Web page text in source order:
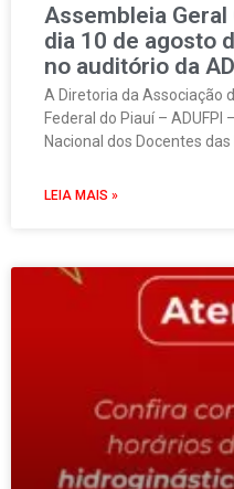
Assembleia Geral
dia 10 de agosto
no auditório da
A Diretoria da Associação
Federal do Piauí – ADUFPI
Nacional dos Docentes
LEIA MAIS »